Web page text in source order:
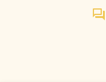
forum